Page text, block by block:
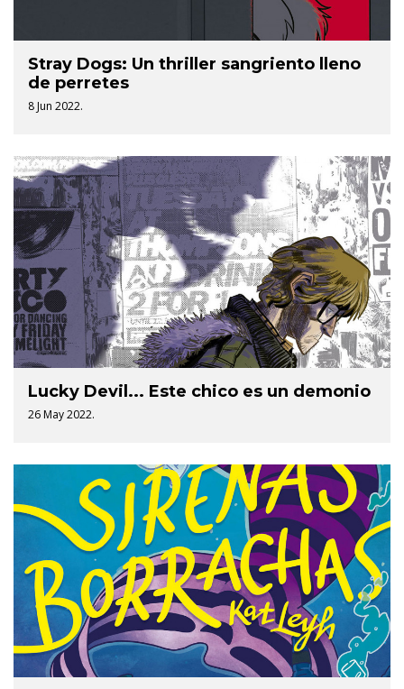
Stray Dogs: Un thriller sangriento lleno
de perretes
8 Jun 2022.
Lucky Devil... Este chico es un demonio
26 May 2022.